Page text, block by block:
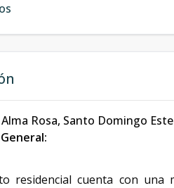
Rosa, Santo Domingo Este
residencial cuenta con